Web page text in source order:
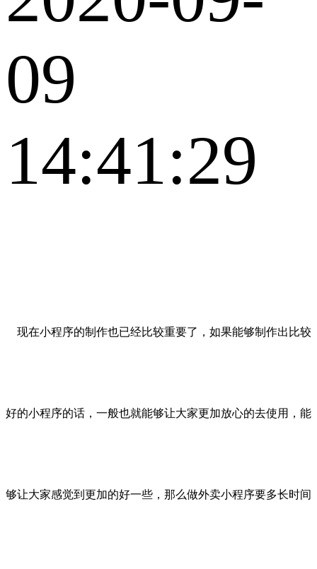
09
14:41:29
现在小程序的制作也已经比较重要了，如果能够制作出比较
好的小程序的话，一般也就能够让大家更加放心的去使用，能
够让大家感觉到更加的好一些，那么做外卖小程序要多长时间